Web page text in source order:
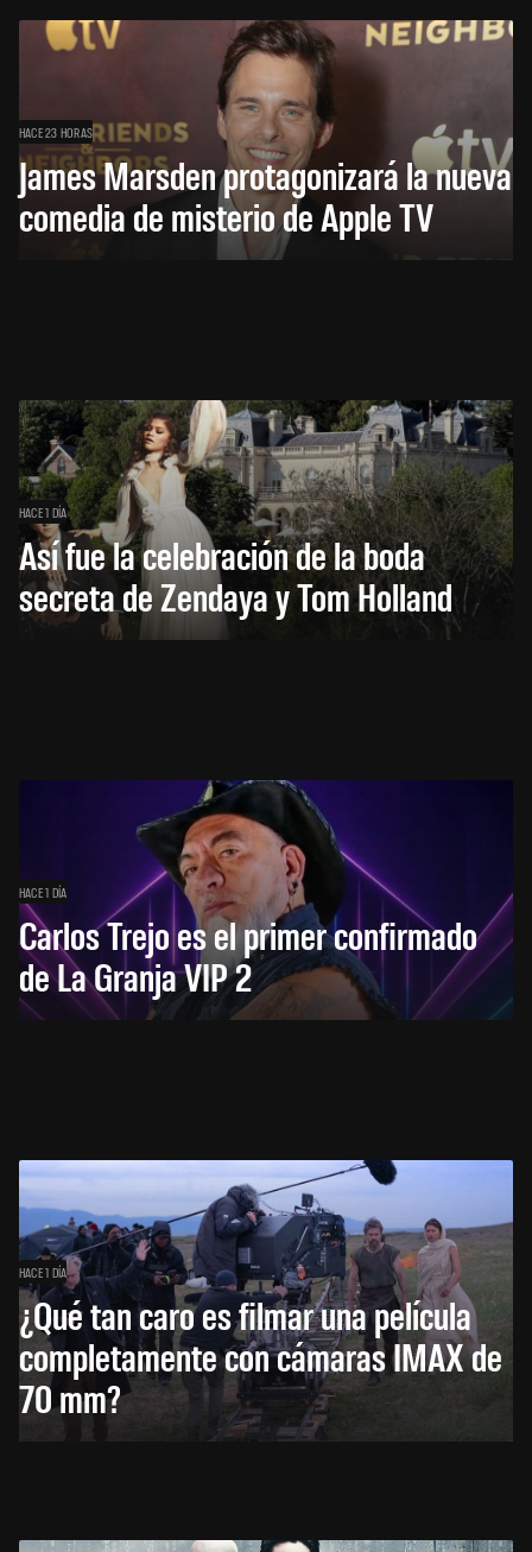
HACE 23 HORAS
James Marsden protagonizará la nueva
comedia de misterio de Apple TV
HACE 1 DÍA
Así fue la celebración de la boda
secreta de Zendaya y Tom Holland
HACE 1 DÍA
Carlos Trejo es el primer confirmado
de La Granja VIP 2
HACE 1 DÍA
¿Qué tan caro es filmar una película
completamente con cámaras IMAX de
70 mm?